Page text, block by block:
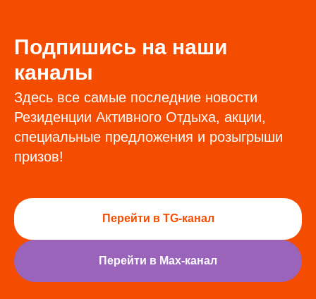
Подпишись на наши
каналы
Здесь все самые последние новости
Резиденции Активного Отдыха, акции,
специальные предложения и розыгрыши
призов!
Перейти в TG-канал
Перейти в Max-канал